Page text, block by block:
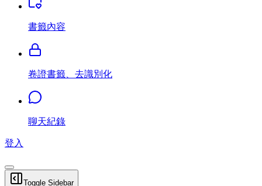
書籤內容
卷證書籤、去識別化
聊天紀錄
登入
Toggle Sidebar